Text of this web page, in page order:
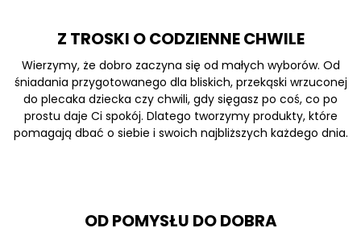
Z TROSKI O CODZIENNE CHWILE
Wierzymy, że dobro zaczyna się od małych wyborów. Od
śniadania przygotowanego dla bliskich, przekąski wrzuconej
do plecaka dziecka czy chwili, gdy sięgasz po coś, co po
prostu daje Ci spokój. Dlatego tworzymy produkty, które
pomagają dbać o siebie i swoich najbliższych każdego dnia.
OD POMYSŁU DO DOBRA